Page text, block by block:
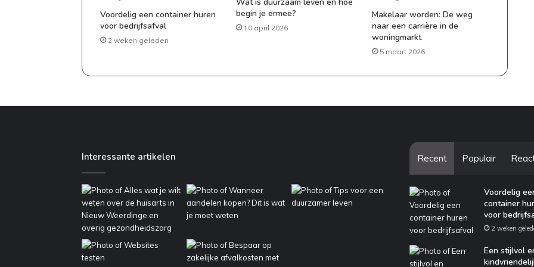
Voordelig een container huren
voor bedrijfsafval
2 weken geleden
begin je ermee?
10 april 2026
Makelaar worden: De weg
naar een carrière in de
woningmarkt
5 maart 2026
Interessante artikelen Recent Populair
Voordelig
container
voor
2 weken
Een stijlvol